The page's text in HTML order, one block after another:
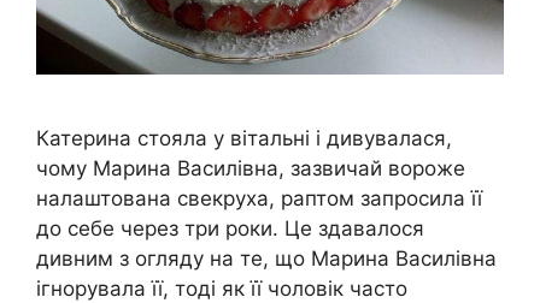
Катерина стояла у вітальні і дивувалася,
чому Марина Василівна, зазвичай вороже
налаштована свекруха, раптом запросила її
до себе через три роки. Це здавалося
дивним з огляду на те, що Марина Василівна
ігнорувала її, тоді як її чоловік часто